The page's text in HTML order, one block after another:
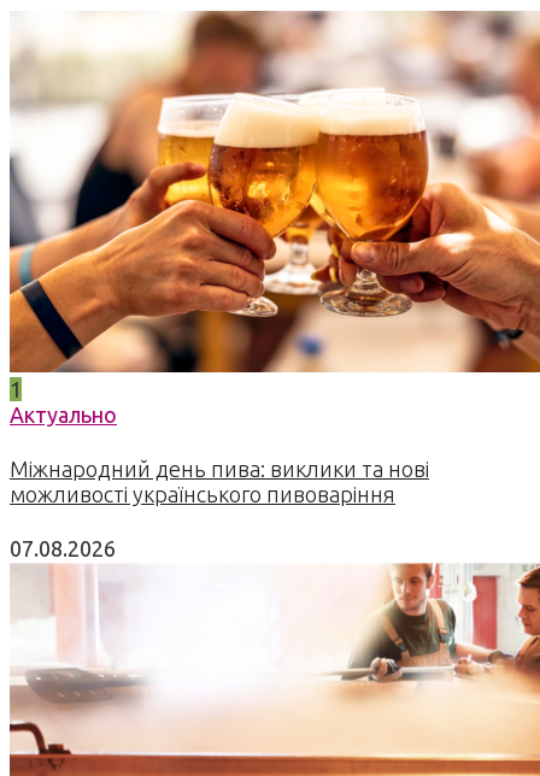
1
Актуально
Міжнародний день пива: виклики та нові
можливості українського пивоваріння
07.08.2026